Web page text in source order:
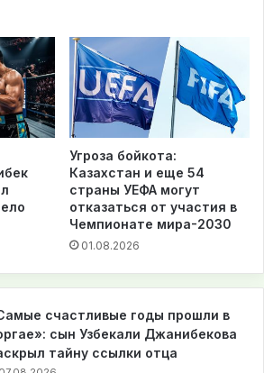
Угроза бойкота:
Казахстан и еще 54
страны УЕФА могут
отказаться от участия в
Чемпионате мира-2030
01.08.2026
счастливые годы прошли в
сын Узбекали Джанибекова
тайну ссылки отца